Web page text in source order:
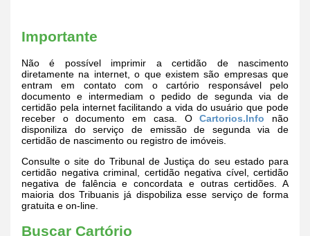
Importante
Não é possível imprimir a certidão de nascimento
diretamente na internet, o que existem são empresas que
entram em contato com o cartório responsável pelo
documento e intermediam o pedido de segunda via de
certidão pela internet facilitando a vida do usuário que pode
receber o documento em casa. OCartorios.Info não
disponiliza do serviço de emissão de segunda via de
certidão de nascimento ou registro de imóveis.
Consulte o site do Tribunal de Justiça do seu estado para
certidão negativa criminal, certidão negativa cível, certidão
negativa de falência e concordata e outras certidões. A
maioria dos Tribuanis já dispobiliza esse serviço de forma
gratuita e on-line.
Buscar Cartório